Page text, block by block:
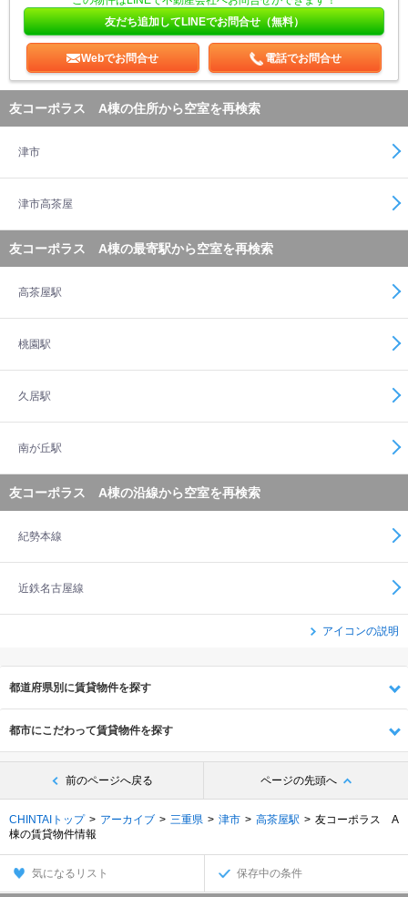
友だち追加してLINEでお問合せ（無料）
Webでお問合せ 電話でお問合せ
友コーポラス A棟の住所から空室を再検索
津市
津市高茶屋
友コーポラス A棟の最寄駅から空室を再検索
高茶屋駅
桃園駅
久居駅
南が丘駅
友コーポラス A棟の沿線から空室を再検索
紀勢本線
近鉄名古屋線
アイコンの説明
都道府県別に賃貸物件を探す
都市にこだわって賃貸物件を探す
前のページへ戻る ページの先頭へ
CHINTAIトップ アーカイブ 三重県 津市 高茶屋駅
友コーポラス A
棟の賃貸物件情報
気になるリスト 保存中の条件